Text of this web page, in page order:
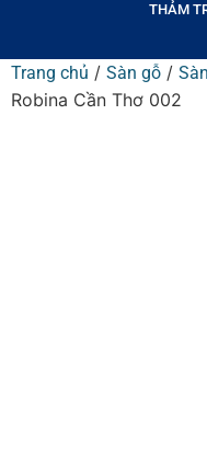
THẢM
Trang chủ / Sàn gỗ /
Robina Cần Thơ 002